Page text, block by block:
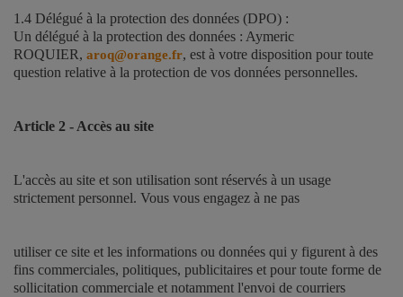
1.4 Délégué à la protection des données (DPO) :
Un délégué à la protection des données : Aymeric
ROQUIER, aroq@orange.fr, est à votre disposition pour toute
question relative à la protection de vos données personnelles.
Article 2 - Accès au site
L'accès au site et son utilisation sont réservés à un usage
strictement personnel. Vous vous engagez à ne pas
utiliser ce site et les informations ou données qui y figurent à des
fins commerciales, politiques, publicitaires et pour toute forme de
sollicitation commerciale et notamment l'envoi de courriers